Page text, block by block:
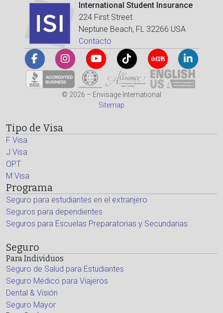
International Student Insurance
224 First Street
Neptune Beach, FL 32266 USA
Contacto
© 2026 – Envisage International
Sitemap
Tipo de Visa
F Visa
J Visa
OPT
M Visa
Programa
Seguro para estudiantes en el extranjero
Seguros para dependientes
Seguros para Escuelas Preparatorias y Secundarias
Seguro
Para Individuos
Seguro de Salud para Estudiantes
Seguro Médico para Viajeros
Dental & Visión
Seguro Mayor